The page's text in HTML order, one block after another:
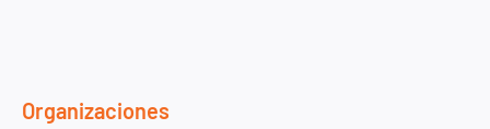
Organizaciones